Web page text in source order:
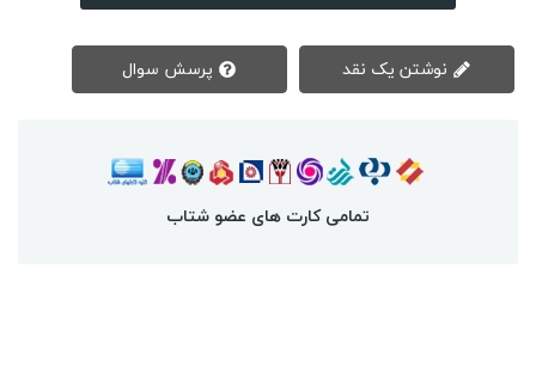
تمامی کارت های عضو شتاب